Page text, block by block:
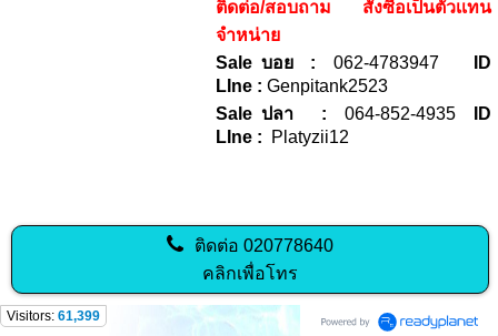
ติดต่อ/สอบถาม สั่งซื้อเป็นตัวเเทน
จำหน่าย
Sale บอย : 062-4783947
ID
LIne : Genpitank2523
Sale ปลา : 064-852-4935
ID
LIne :
Platyzii12
ติดต่อ 020778640
คลิกเพื่อโทร
Visitors: 61,399